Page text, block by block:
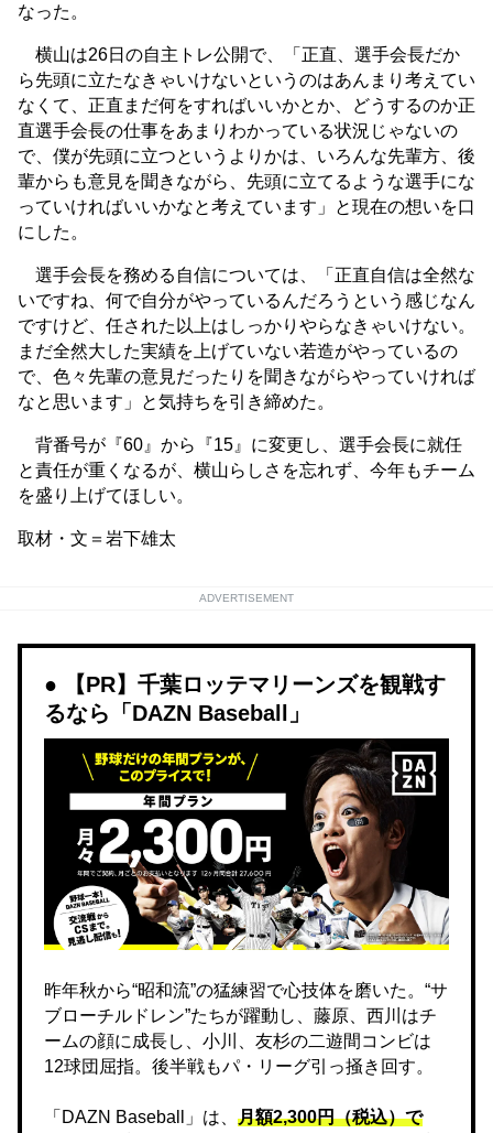
なった。
横山は26日の自主トレ公開で、「正直、選手会長だか
ら先頭に立たなきゃいけないというのはあんまり考えてい
なくて、正直まだ何をすればいいかとか、どうするのか正
直選手会長の仕事をあまりわかっている状況じゃないの
で、僕が先頭に立つというよりかは、いろんな先輩方、後
輩からも意見を聞きながら、先頭に立てるような選手にな
っていければいいかなと考えています」と現在の想いを口
にした。
選手会長を務める自信については、「正直自信は全然な
いですね、何で自分がやっているんだろうという感じなん
ですけど、任された以上はしっかりやらなきゃいけない。
まだ全然大した実績を上げていない若造がやっているの
で、色々先輩の意見だったりを聞きながらやっていければ
なと思います」と気持ちを引き締めた。
背番号が『60』から『15』に変更し、選手会長に就任
と責任が重くなるが、横山らしさを忘れず、今年もチーム
を盛り上げてほしい。
取材・文＝岩下雄太
ADVERTISEMENT
【PR】千葉ロッテマリーンズを観戦す
るなら「DAZN Baseball」
昨年秋から“昭和流”の猛練習で心技体を磨いた。“サ
ブローチルドレン”たちが躍動し、藤原、西川はチ
ームの顔に成長し、小川、友杉の二遊間コンビは
12球団屈指。後半戦もパ・リーグ引っ掻き回す。
「DAZN Baseball」は、 月額2,300円（税込）で